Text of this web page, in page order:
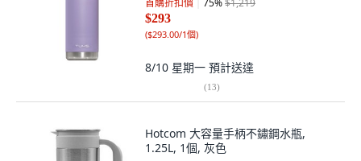
首購折扣價 75%$1,219
$293
($293.00/1個)
8/10 星期一 預計送達
(13)
Hotcom 大容量手柄不鏽鋼水瓶,
1.25L, 1個, 灰色